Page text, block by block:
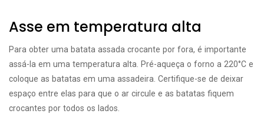
Asse em temperatura alta
Para obter uma batata assada crocante por fora, é importante
assá-la em uma temperatura alta. Pré-aqueça o forno a 220°C e
coloque as batatas em uma assadeira. Certifique-se de deixar
espaço entre elas para que o ar circule e as batatas fiquem
crocantes por todos os lados.